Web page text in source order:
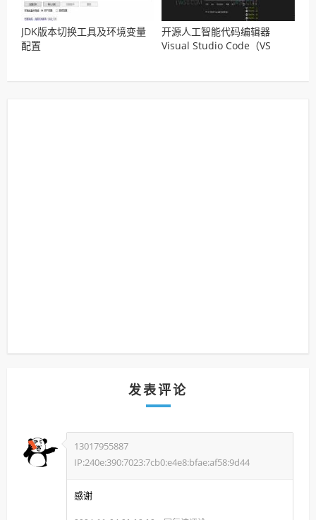
JDK版本切换工具及环境变量
配置
开源人工智能代码编辑器
Visual Studio Code（VS
发表评论
13017955887
IP:240e:390:7023:7cb0:e4e8:bfae:af58:9d44
感谢